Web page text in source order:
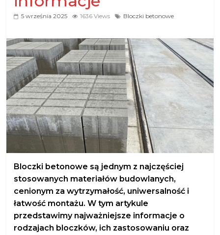
5 września 2025 1636 Views Bloczki betonowe
Bloczki betonowe są jednym z najczęściej
stosowanych materiałów budowlanych,
cenionym za wytrzymałość, uniwersalność i
łatwość montażu. W tym artykule
przedstawimy najważniejsze informacje o
rodzajach bloczków, ich zastosowaniu oraz